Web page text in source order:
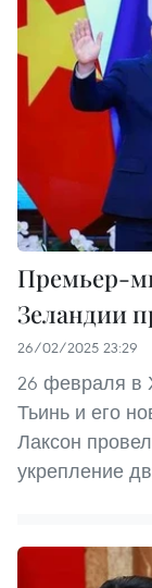
Премьер-
Зеландии
26/02/2025 23:29
26 февраля в
Тьинь и его
Лаксон
укрепление